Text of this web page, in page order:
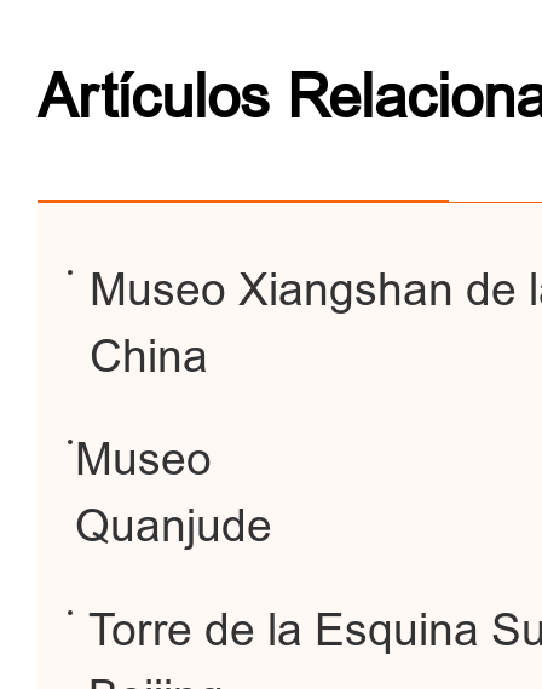
Artículos
Museo Xiangshan de
China
Museo
Quanjude
Torre de la Esquina